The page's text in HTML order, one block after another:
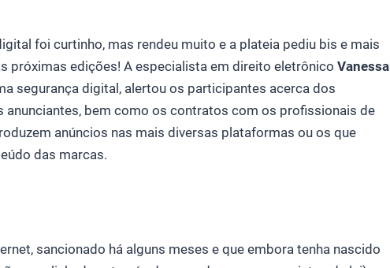
foi curtinho, mas rendeu muito e a plateia pediu bis e mais
próximas edições! A especialista em direito eletrônico Vanessa
segurança digital, alertou os participantes acerca dos
bem como os contratos com os profissionais de
anúncios nas mais diversas plataformas ou os que
das marcas.
sancionado há alguns meses e que embora tenha nascido